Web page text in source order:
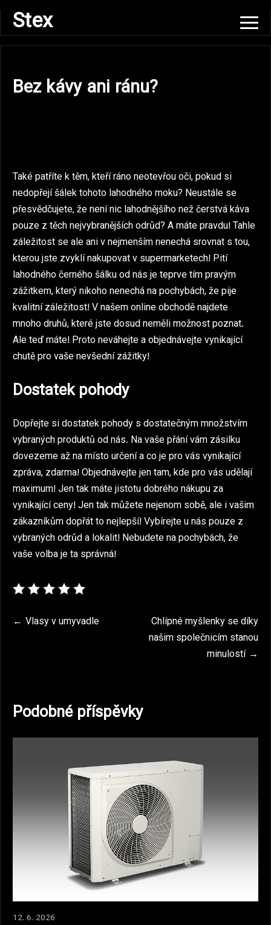
Skip
content
Stex
Bez kávy ani ránu?
Také patříte k těm, kteří ráno neotevřou oči, pokud si
nedopřejí šálek tohoto lahodného moku? Neustále se
přesvědčujete, že není nic lahodnějšího nežčerstvá káva
pouze z těch nejvybranějších odrůd? A máte pravdu! Tahle
záležitost se ale ani v nejmenším nenechá srovnat s tou,
kterou jste zvyklí nakupovat v supermarketech! Pití
lahodného černého šálku od nás je teprve tím pravým
zážitkem, který nikoho nenechá na pochybách, že pije
kvalitní záležitost! V našem online obchodě najdete
mnoho druhů, které jste dosud neměli možnost poznat.
Ale teď máte! Proto neváhejte a objednávejte vynikající
chutě pro vaše nevšední zážitky!
Dostatek pohody
Dopřejte si dostatek pohody s dostatečným množstvím
vybraných produktů od nás. Na vaše přání vám zásilku
dovezeme až na místo určení a co je pro vás vynikající
zpráva, zdarma! Objednávejte jen tam, kde pro vás udělají
maximum! Jen tak máte jistotu dobrého nákupu za
vynikající ceny! Jen tak můžete nejenom sobě, ale i vašim
zákazníkům dopřát to nejlepší! Vybírejte u nás pouze z
vybraných odrůd a lokalit! Nebudete na pochybách, že
vaše volba je ta správná!
Navigace
Vlasy v umyvadle
Chlípné myšlenky se díky
našim společnicím stanou
minulostí
Podobné příspěvky
12. 6. 2026